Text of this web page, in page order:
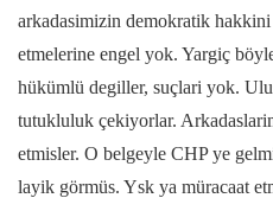
arkadasimizin demokratik
etmelerine engel yok. Yargiç
hükümlü degiller, suçlari yok.
tutukluluk çekiyorlar.
etmisler. O belgeyle CHP ye
layik görmüs. Ysk ya müracaat